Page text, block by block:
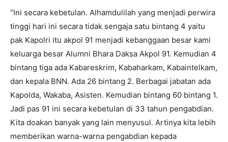
“Ini secara kebetulan. Alhamdulilah yang menjadi perwira
tinggi hari ini secara tidak sengaja satu bintang 4 yaitu
pak Kapolri itu akpol 91 menjadi kebanggaan besar kami
keluarga besar Alumni Bhara Daksa Akpol 91. Kemudian 4
bintang tiga ada Kabareskrim, Kabaharkam, Kabaintelkam,
dan kepala BNN. Ada 26 bintang 2. Berbagai jabatan ada
Kapolda, Wakaba, Asisten. Kemudian bintang 60 bintang 1.
Jadi pas 91 ini secara kebetulan di 33 tahun pengabdian.
Kita doakan banyak yang lain menyusul. Artinya kita lebih
memberikan warna-warna pengabdian kepada